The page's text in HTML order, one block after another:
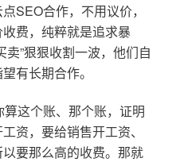
SEO合作，不用议价，
费，纯粹就是追求暴
”狠狠收割一波，他们自
有长期合作。
这个账、那个账，证明
资，要给销售开工资、
要那么高的收费。那就